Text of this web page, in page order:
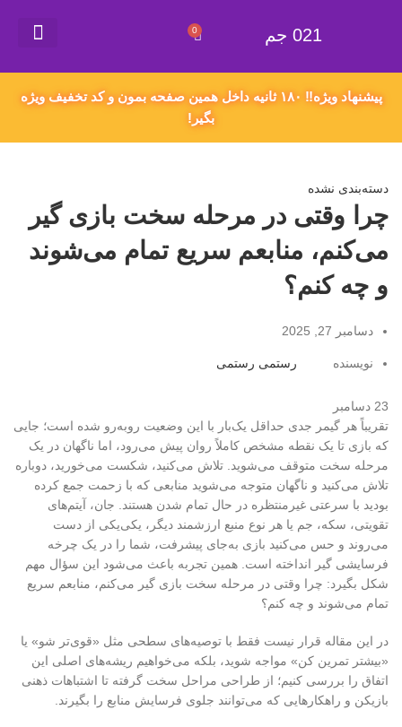
021 جم 0
پیشنهاد ویژه‼️ ۱۸۰ ثانیه داخل همین صفحه بمون و کد تخفیف ویژه
بگیر!
دسته‌بندی نشده
چرا وقتی در مرحله سخت بازی گیر
می‌کنم، منابعم سریع تمام می‌شوند
و چه کنم؟
دسامبر 27, 2025
نویسنده رستمی رستمی
23 دسامبر
تقریباً هر گیمر جدی حداقل یک‌بار با این وضعیت روبه‌رو شده است؛ جایی
که بازی تا یک نقطه مشخص کاملاً روان پیش می‌رود، اما ناگهان در یک
مرحله سخت متوقف می‌شوید. تلاش می‌کنید، شکست می‌خورید، دوباره
تلاش می‌کنید و ناگهان متوجه می‌شوید منابعی که با زحمت جمع کرده
بودید با سرعتی غیرمنتظره در حال تمام شدن هستند. جان، آیتم‌های
تقویتی، سکه، جم یا هر نوع منبع ارزشمند دیگر، یکی‌یکی از دست
می‌روند و حس می‌کنید بازی به‌جای پیشرفت، شما را در یک چرخه
فرسایشی گیر انداخته است. همین تجربه باعث می‌شود این سؤال مهم
شکل بگیرد: چرا وقتی در مرحله سخت بازی گیر می‌کنم، منابعم سریع
تمام می‌شوند و چه کنم؟
در این مقاله‌ قرار نیست فقط با توصیه‌های سطحی مثل «قوی‌تر شو» یا
«بیشتر تمرین کن» مواجه شوید، بلکه می‌خواهیم ریشه‌های اصلی این
اتفاق را بررسی کنیم؛ از طراحی مراحل سخت گرفته تا اشتباهات ذهنی
بازیکن و راهکارهایی که می‌توانند جلوی فرسایش منابع را بگیرند.